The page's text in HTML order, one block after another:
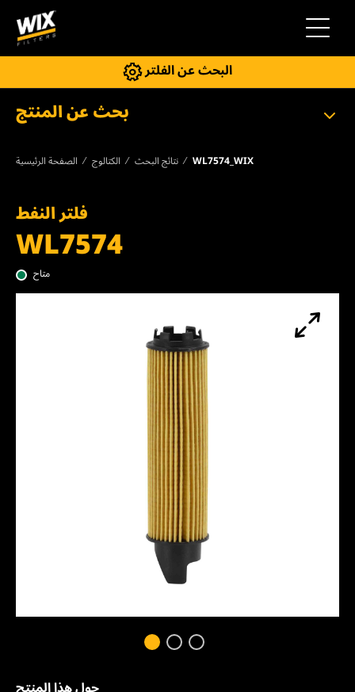
التنقل
البحث عن الفلتر
بحث عن المنتج
الصفحة الرئيسية الكتالوج نتائج البحث WL7574_WIX
فلتر النفط
WL7574
متاح